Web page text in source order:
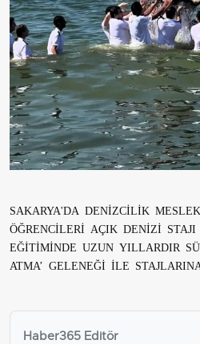
SAKARYA'DA DENİZCİLİK
ÖĞRENCİLERİ AÇIK DENİZİ
EĞİTİMİNDE UZUN YILLARDIR
ATMA’ GELENEĞİ İLE
Haber365 Editör